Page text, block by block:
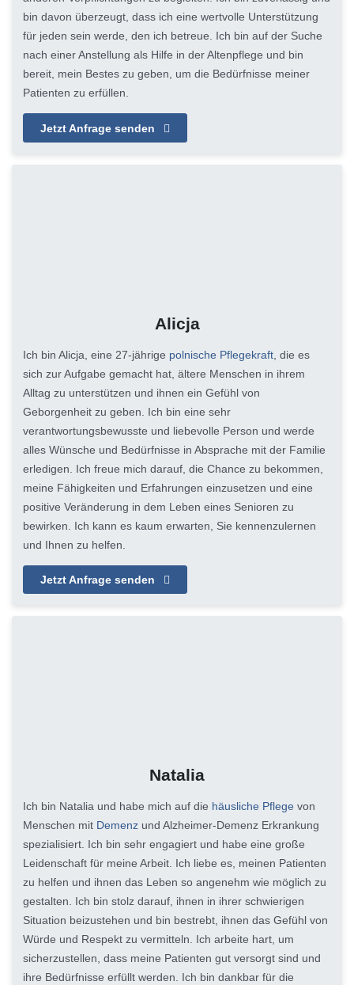
bin davon überzeugt, dass ich eine wertvolle Unterstützung
für jeden sein werde, den ich betreue. Ich bin auf der Suche
nach einer Anstellung als Hilfe in der Altenpflege und bin
bereit, mein Bestes zu geben, um die Bedürfnisse meiner
Patienten zu erfüllen.
Jetzt Anfrage senden
Alicja
Ich bin Alicja, eine 27-jährige polnische Pflegekraft , die es
sich zur Aufgabe gemacht hat, ältere Menschen in ihrem
Alltag zu unterstützen und ihnen ein Gefühl von
Geborgenheit zu geben. Ich bin eine sehr
verantwortungsbewusste und liebevolle Person und werde
alles Wünsche und Bedürfnisse in Absprache mit der Familie
erledigen. Ich freue mich darauf, die Chance zu bekommen,
meine Fähigkeiten und Erfahrungen einzusetzen und eine
positive Veränderung in dem Leben eines Senioren zu
bewirken. Ich kann es kaum erwarten, Sie kennenzulernen
und Ihnen zu helfen.
Jetzt Anfrage senden
Natalia
Ich bin Natalia und habe mich auf die häusliche Pflege von
Menschen mit Demenz und Alzheimer-Demenz Erkrankung
spezialisiert. Ich bin sehr engagiert und habe eine große
Leidenschaft für meine Arbeit. Ich liebe es, meinen Patienten
zu helfen und ihnen das Leben so angenehm wie möglich zu
gestalten. Ich bin stolz darauf, ihnen in ihrer schwierigen
Situation beizustehen und bin bestrebt, ihnen das Gefühl von
Würde und Respekt zu vermitteln. Ich arbeite hart, um
sicherzustellen, dass meine Patienten gut versorgt sind und
ihre Bedürfnisse erfüllt werden. Ich bin dankbar für die